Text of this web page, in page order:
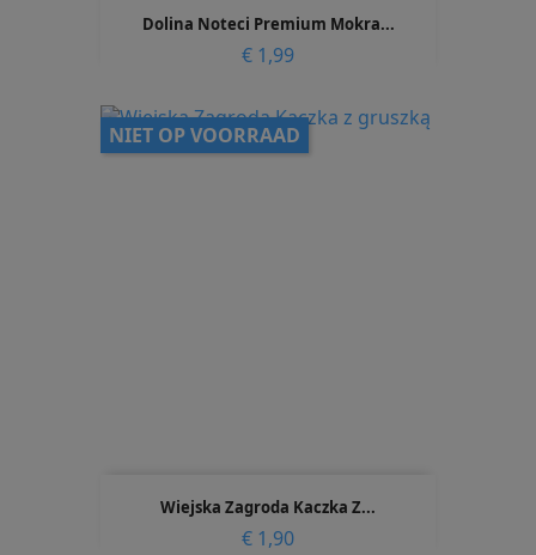
Dolina Noteci Premium Mokra...
Prijs
€ 1,99
Wiejska Zagroda Kaczka Z...
Prijs
€ 1,90
NIET OP VOORRAAD